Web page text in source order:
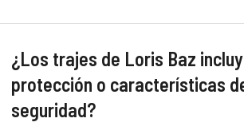
¿Los trajes de Loris Baz
protección o características
seguridad?